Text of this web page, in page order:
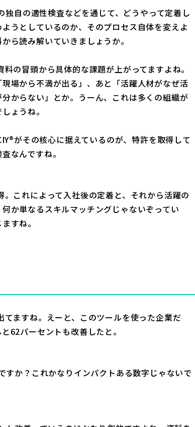
独自の適性検査などを通じて、どうやって定着し
うとしているのか、そのプロセス自体を変えよ
ら読み解いていきましょうか。
料の冒頭から具体的な課題が上がってますよね。
現場から不満が出る」、あと「活躍人材がなぜ活
からない」とか。うーん、これは多くの組織が
ょうね。
がその核心に据えているのが、特許を取得して
なんですね。
。これによって入社後の定着と、それから活躍の
か単なるスキルマッチングじゃないぞってい
すね。
てますね。えーと、このツールを使った企業だ
62パーセントも改善したと。
すか？これかなりインパクトある数字じゃないで